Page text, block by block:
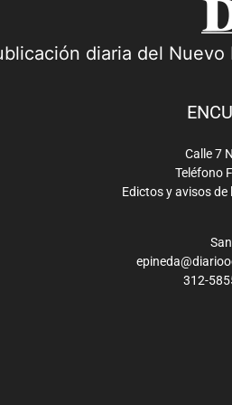
diaria del Nuevo
Calle 7
Teléfono
Edictos y avisos
312-